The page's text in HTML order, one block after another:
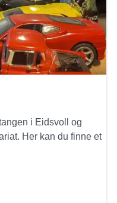
i Eidsvoll og
Her kan du finne et